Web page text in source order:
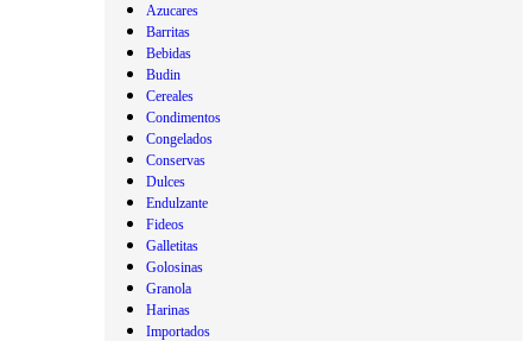
Azucares
Barritas
Bebidas
Budin
Cereales
Condimentos
Congelados
Conservas
Dulces
Endulzante
Fideos
Galletitas
Golosinas
Granola
Harinas
Importados